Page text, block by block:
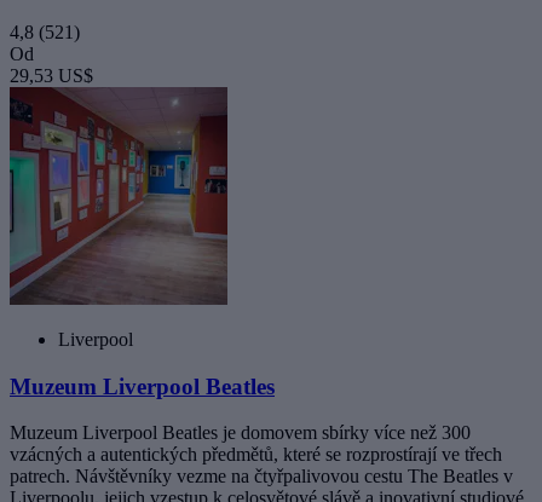
4,8 (521)
Od
29,53 US$
Liverpool
Muzeum Liverpool Beatles
Muzeum Liverpool Beatles je domovem sbírky více než 300
vzácných a autentických předmětů, které se rozprostírají ve třech
patrech. Návštěvníky vezme na čtyřpalivovou cestu The Beatles v